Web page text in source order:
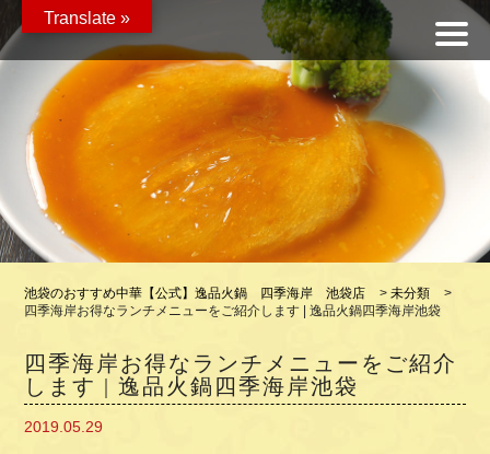
池袋のおすすめ中華【公式】逸品火鍋 四季海岸 池袋店 >未分類
>
四季海岸お得なランチメニューをご紹介します | 逸品火鍋四季海岸池袋
四季海岸お得なランチメニューをご紹介
します | 逸品火鍋四季海岸池袋
2019.05.29
Translate »